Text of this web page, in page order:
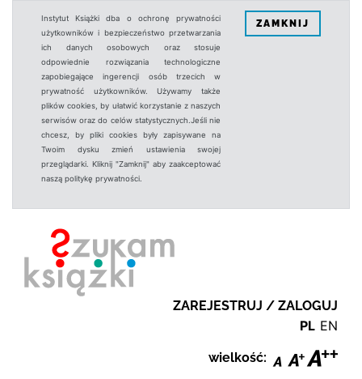
Instytut Książki dba o ochronę prywatności
użytkowników i bezpieczeństwo przetwarzania
ich danych osobowych oraz stosuje
odpowiednie rozwiązania technologiczne
zapobiegające ingerencji osób trzecich w
prywatność użytkowników. Używamy także
plików cookies, by ułatwić korzystanie z naszych
serwisów oraz do celów statystycznych.Jeśli nie
chcesz, by pliki cookies były zapisywane na
Twoim dysku zmień ustawienia swojej
przeglądarki. Kliknij "Zamknij" aby zaakceptować
naszą politykę prywatności.
ZAMKNIJ
ZAREJESTRUJ / ZALOGUJ
PL EN
wielkość: